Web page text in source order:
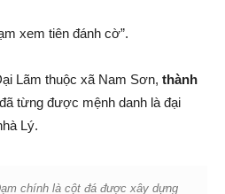
xem tiên đánh cờ”.
Lãm thuộc xã Nam Sơn, thành
từng được mệnh danh là đại
Lý.
chính là cột đá được xây dựng